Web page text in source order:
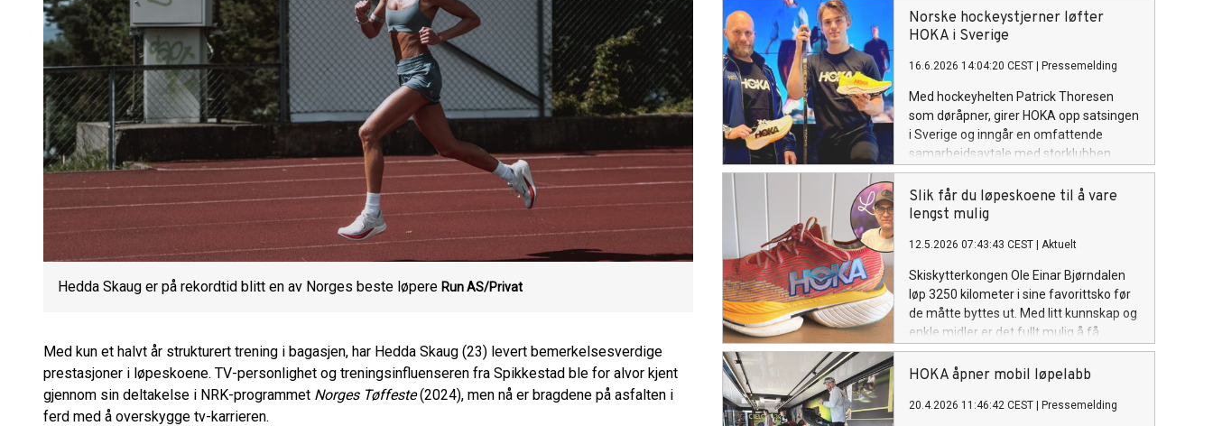
Hedda Skaug er på rekordtid blitt en av Norges beste løpere Run AS/Privat
Med kun et halvt år strukturert trening i bagasjen, har Hedda Skaug (23) levert bemerkelsesverdige
prestasjoner i løpeskoene. TV-personlighet og treningsinfluenseren fra Spikkestad ble for alvor kjent
gjennom sin deltakelse i NRK-programmet Norges Tøffeste(2024), men nå er bragdene på asfalten i
ferd med å overskygge tv-karrieren.
Norseman-klare Pernille Døsvik.
Norske hockeystjerner løfter
HOKA i Sverige
16.6.2026 14:04:20 CEST Pressemelding
Med hockeyhelten Patrick Thoresen
som døråpner, girer HOKA opp satsingen
i Sverige og inngår en omfattende
samarbeidsavtale med storklubben
Djurgården.
Slik får du løpeskoene til å vare
lengst mulig
12.5.2026 07:43:43 CEST Aktuelt
Skiskytterkongen Ole Einar Bjørndalen
løp 3250 kilometer i sine favorittsko før
de måtte byttes ut. Med litt kunnskap og
enkle midler er det fullt mulig å få
løpeskoen til å holde mil etter mil.
HOKA åpner mobil løpelabb
20.4.2026 11:46:42 CEST Pressemelding